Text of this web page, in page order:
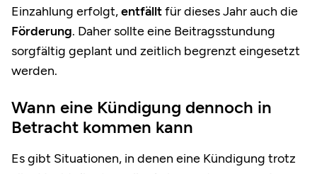
Einzahlung erfolgt,entfälltfür dieses Jahr auch die
Förderung. Daher sollte eine Beitragsstundung
sorgfältig geplant und zeitlich begrenzt eingesetzt
werden.
Wann eine Kündigung dennoch in
Betracht kommen kann
Es gibt Situationen, in denen eine Kündigung trotz